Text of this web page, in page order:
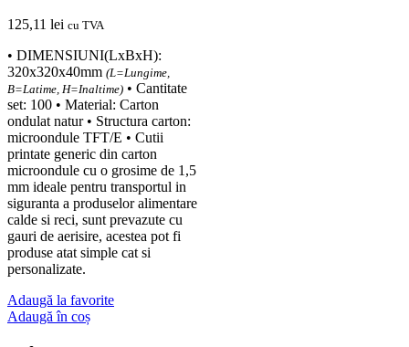
125,11 lei cu TVA
• DIMENSIUNI(LxBxH):
320x320x40mm (L=Lungime,
B=Latime, H=Inaltime) • Cantitate
set: 100 • Material: Carton
ondulat natur • Structura carton:
microondule TFT/E • Cutii
printate generic din carton
microondule cu o grosime de 1,5
mm ideale pentru transportul in
siguranta a produselor alimentare
calde si reci, sunt prevazute cu
gauri de aerisire, acestea pot fi
produse atat simple cat si
personalizate.
Adaugă la favorite
Adaugă în coș